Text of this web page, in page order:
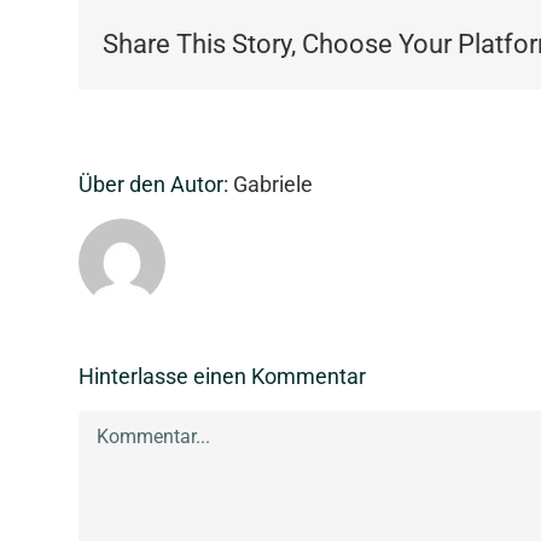
Share This Story, Choose Your
Über den Autor: Gabriele
Hinterlasse einen Kommentar
Kommentar